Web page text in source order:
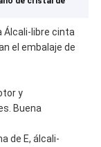
Álcali-libre cinta
el embalaje de
y
Buena
de E, álcali-